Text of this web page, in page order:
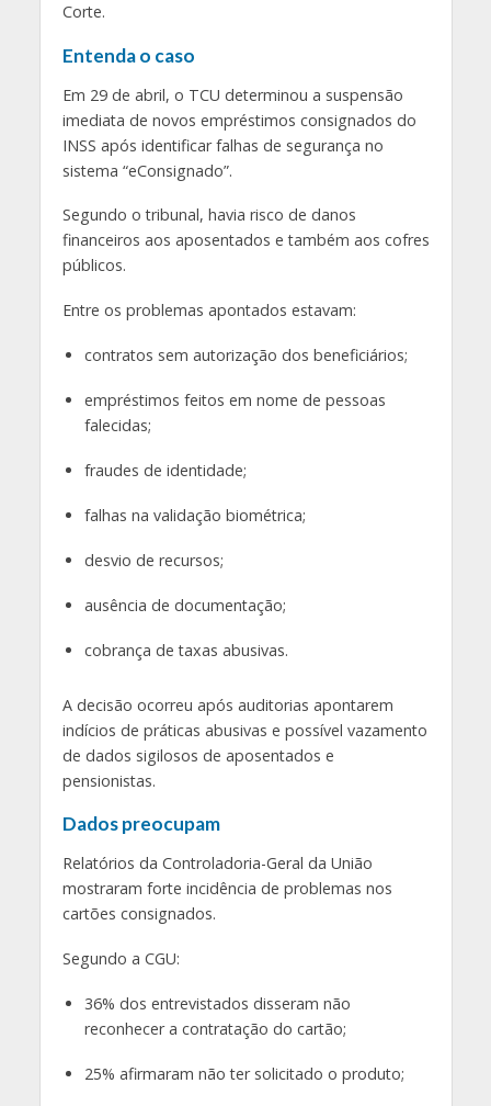
Corte.
Entenda o caso
Em 29 de abril, o TCU determinou a suspensão
imediata de novos empréstimos consignados do
INSS após identificar falhas de segurança no
sistema “eConsignado”.
Segundo o tribunal, havia risco de danos
financeiros aos aposentados e também aos cofres
públicos.
Entre os problemas apontados estavam:
contratos sem autorização dos beneficiários;
empréstimos feitos em nome de pessoas
falecidas;
fraudes de identidade;
falhas na validação biométrica;
desvio de recursos;
ausência de documentação;
cobrança de taxas abusivas.
A decisão ocorreu após auditorias apontarem
indícios de práticas abusivas e possível vazamento
de dados sigilosos de aposentados e
pensionistas.
Dados preocupam
Relatórios da Controladoria-Geral da União
mostraram forte incidência de problemas nos
cartões consignados.
Segundo a CGU:
36% dos entrevistados disseram não
reconhecer a contratação do cartão;
25% afirmaram não ter solicitado o produto;